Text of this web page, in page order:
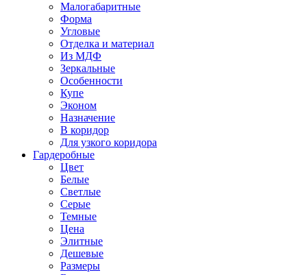
Малогабаритные
Форма
Угловые
Отделка и материал
Из МДФ
Зеркальные
Особенности
Купе
Эконом
Назначение
В коридор
Для узкого коридора
Гардеробные
Цвет
Белые
Светлые
Серые
Темные
Цена
Элитные
Дешевые
Размеры